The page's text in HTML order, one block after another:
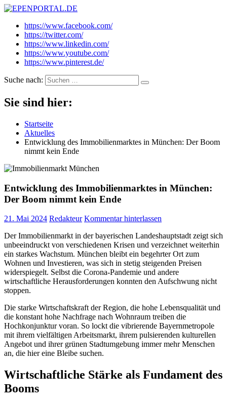
EPENPORTAL.DE
Epische News aus Politik, Finanzen & Gesellschaft
https://www.facebook.com/
https://twitter.com/
https://www.linkedin.com/
https://www.youtube.com/
https://www.pinterest.de/
Suche nach:
Sie sind hier:
Startseite
Aktuelles
Entwicklung des Immobilienmarktes in München: Der Boom
nimmt kein Ende
Entwicklung des Immobilienmarktes in München:
Der Boom nimmt kein Ende
21. Mai 2024 Redakteur Kommentar hinterlassen
Der Immobilienmarkt in der bayerischen Landeshauptstadt zeigt sich
unbeeindruckt von verschiedenen Krisen und verzeichnet weiterhin
ein starkes Wachstum. München bleibt ein begehrter Ort zum
Wohnen und Investieren, was sich in stetig steigenden Preisen
widerspiegelt. Selbst die Corona-Pandemie und andere
wirtschaftliche Herausforderungen konnten den Aufschwung nicht
stoppen.
Die starke Wirtschaftskraft der Region, die hohe Lebensqualität und
die konstant hohe Nachfrage nach Wohnraum treiben die
Hochkonjunktur voran. So lockt die vibrierende Bayernmetropole
mit ihrem vielfältigen Arbeitsmarkt, ihrem pulsierenden kulturellen
Angebot und ihrer grünen Stadtumgebung immer mehr Menschen
an, die hier eine Bleibe suchen.
Wirtschaftliche Stärke als Fundament des
Booms